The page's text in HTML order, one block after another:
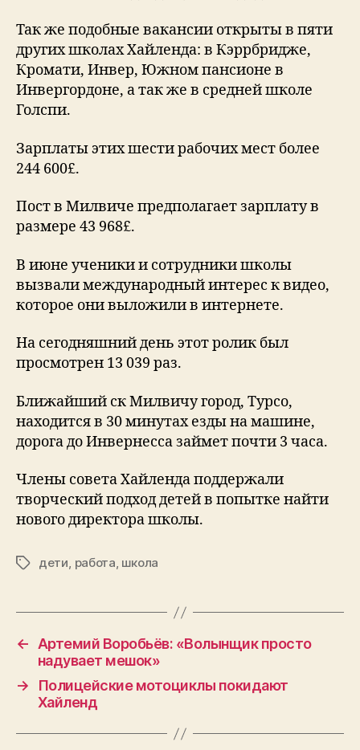
Так же подобные вакансии открыты в пяти
других школах Хайленда: в Кэррбридже,
Кромати, Инвер, Южном пансионе в
Инвергордоне, а так же в средней школе
Голспи.
Зарплаты этих шести рабочих мест более
244 600£.
Пост в Милвиче предполагает зарплату в
размере 43 968£.
В июне ученики и сотрудники школы
вызвали международный интерес к видео,
которое они выложили в интернете.
На сегодняшний день этот ролик был
просмотрен 13 039 раз.
Ближайший ск Милвичу город, Турсо,
находится в 30 минутах езды на машине,
дорога до Инвернесса займет почти 3 часа.
Члены совета Хайленда поддержали
творческий подход детей в попытке найти
нового директора школы.
Tagsдети, работа, школа
←
Артемий Воробьёв: «Волынщик просто
надувает мешок»
→
Полицейские мотоциклы покидают
Хайленд